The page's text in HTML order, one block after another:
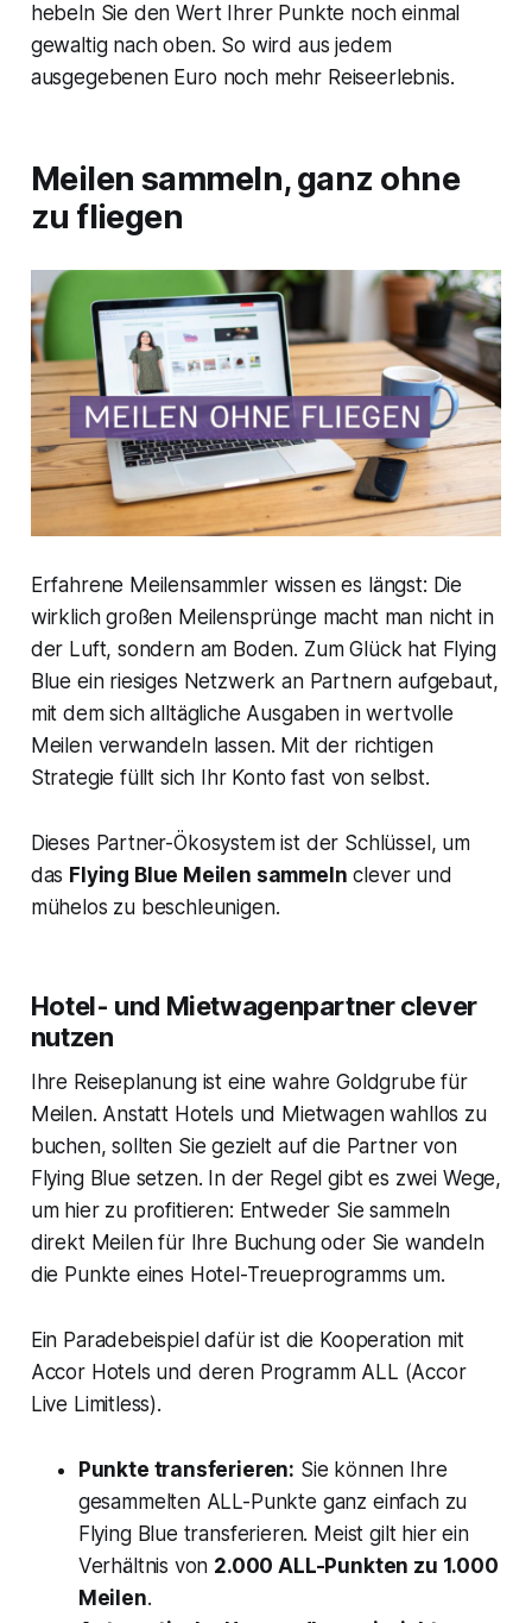
hebeln Sie den Wert Ihrer Punkte noch einmal
gewaltig nach oben. So wird aus jedem
ausgegebenen Euro noch mehr Reiseerlebnis.
Meilen sammeln, ganz ohne
zu fliegen
Erfahrene Meilensammler wissen es längst: Die
wirklich großen Meilensprünge macht man nicht in
der Luft, sondern am Boden. Zum Glück hat Flying
Blue ein riesiges Netzwerk an Partnern aufgebaut,
mit dem sich alltägliche Ausgaben in wertvolle
Meilen verwandeln lassen. Mit der richtigen
Strategie füllt sich Ihr Konto fast von selbst.
Dieses Partner-Ökosystem ist der Schlüssel, um
das Flying Blue Meilen sammeln clever und
mühelos zu beschleunigen.
Hotel- und Mietwagenpartner clever
nutzen
Ihre Reiseplanung ist eine wahre Goldgrube für
Meilen. Anstatt Hotels und Mietwagen wahllos zu
buchen, sollten Sie gezielt auf die Partner von
Flying Blue setzen. In der Regel gibt es zwei Wege,
um hier zu profitieren: Entweder Sie sammeln
direkt Meilen für Ihre Buchung oder Sie wandeln
die Punkte eines Hotel-Treueprogramms um.
Ein Paradebeispiel dafür ist die Kooperation mit
Accor Hotels und deren Programm ALL (Accor
Live Limitless).
Punkte transferieren: Sie können Ihre
gesammelten ALL-Punkte ganz einfach zu
Flying Blue transferieren. Meist gilt hier ein
Verhältnis von 2.000 ALL-Punkten zu 1.000
Meilen.